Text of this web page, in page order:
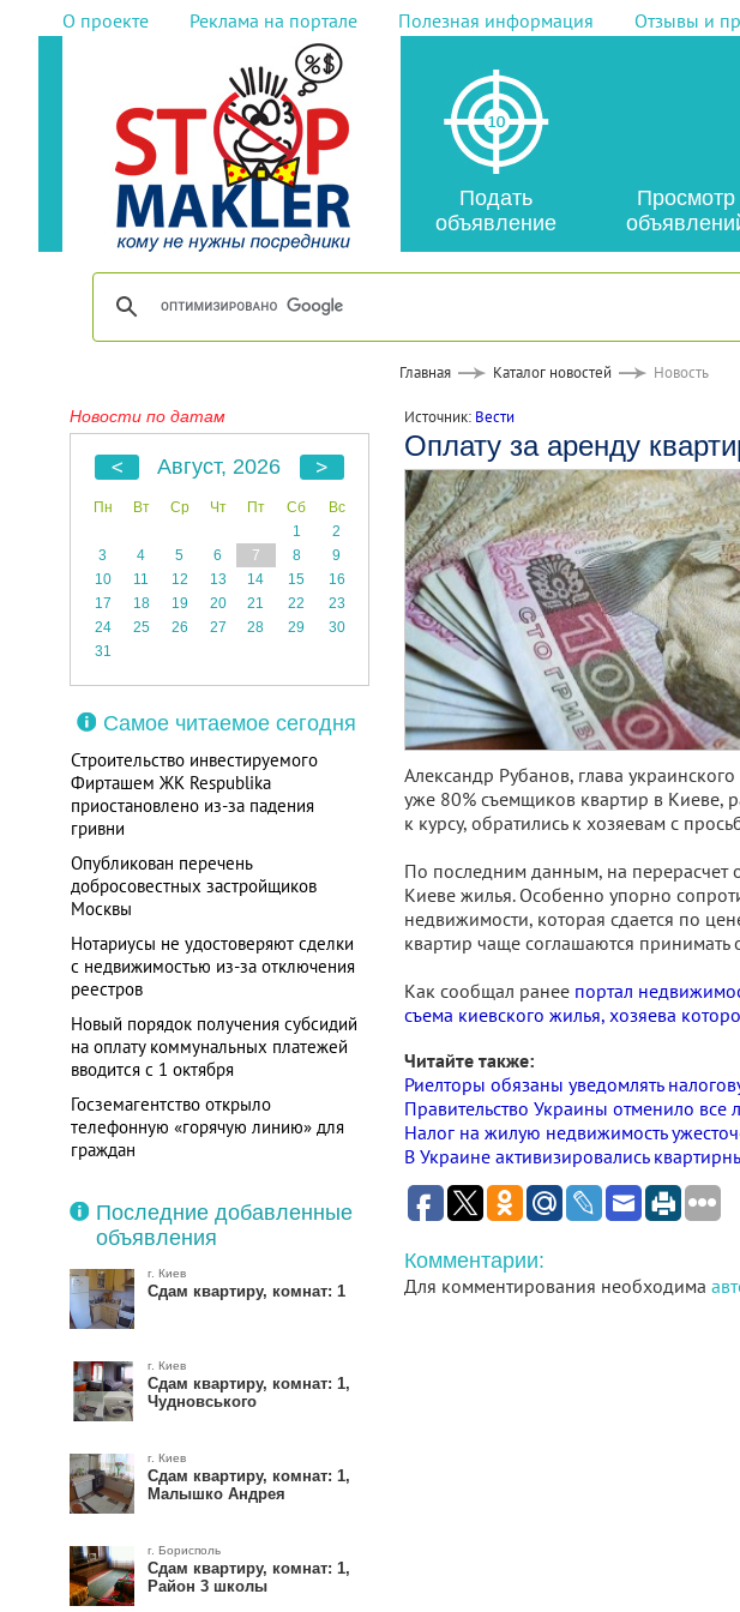
О проекте Реклама на портале Полезная информация Отзывы и
Подать
объявление
Просмотр
Главная Каталог новостей Новость
Новости по датам
Август, 2026
Пн Вт Ср Чт Пт Сб
Вс
1
2
3
4 5 6 7 8
9
10
11 12 13 14 15
16
17
18 19 20 21 22
23
24
25 26 27 28 29
30
31
Самое читаемое сегодня
Строительство инвестируемого
Фирташем ЖК Respublika
приостановлено из-за падения
гривни
Опубликован перечень
добросовестных застройщиков
Москвы
Нотариусы не удостоверяют сделки
с недвижимостью из-за отключения
реестров
Новый порядок получения субсидий
на оплату коммунальных платежей
вводится с 1 октября
Госземагентство открыло
телефонную «горячую линию» для
граждан
переводят в гривни
Последние добавленные
объявления
г. Киев
Сдам квартиру, комнат: 1
г. Киев
Сдам квартиру, комнат: 1,
Чудновського
г. Киев
Сдам квартиру, комнат: 1,
Малышко Андрея
г. Борисполь
Сдам квартиру, комнат: 1,
Район 3 школы
Источник: Вести
Оплату за аренду
Александр Рубанов, глава
уже 80% съемщиков квартир в Киеве,
к курсу, обратились к хозяевам с
По последним данным, на перерасчет
Киеве жилья. Особенно упорно
недвижимости, которая сдается по
квартир чаще соглашаются принимать
Как сообщал ранее портал
съема киевского жилья, хозяева
Читайте также:
Риелторы обязаны уведомлять
Правительство Украины отменило
Налог на жилую недвижимость
В Украине активизировались
Комментарии:
Для комментирования необходима